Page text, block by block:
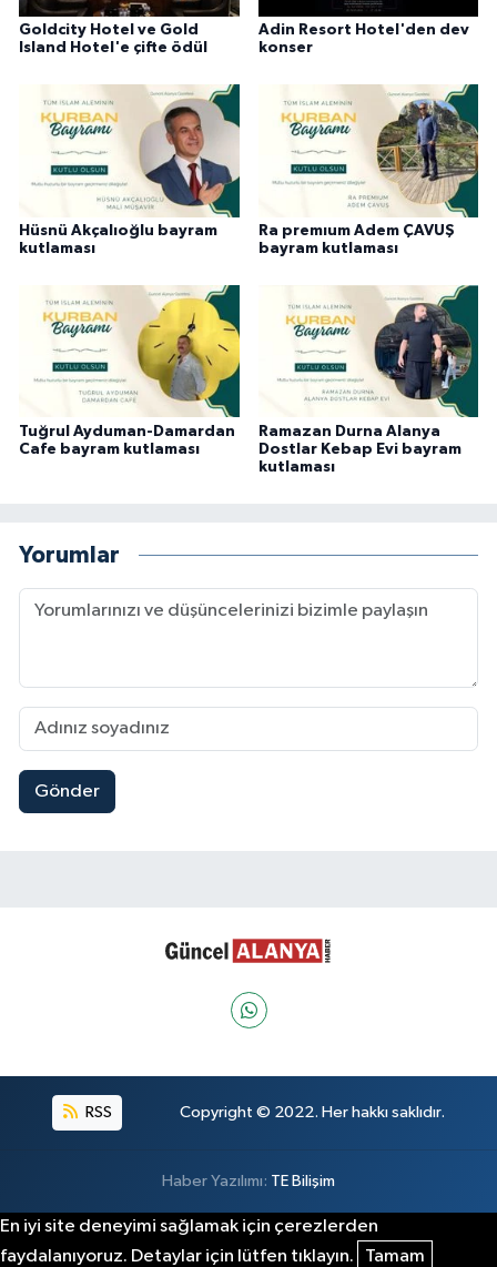
Goldcity Hotel ve Gold
Island Hotel'e çifte ödül
Adin Resort Hotel'den dev
konser
Hüsnü Akçalıoğlu bayram
kutlaması
Ra premıum Adem ÇAVUŞ
bayram kutlaması
Tuğrul Ayduman-Damardan
Cafe bayram kutlaması
Ramazan Durna Alanya
Dostlar Kebap Evi bayram
kutlaması
Yorumlar
Gönder
RSS Copyright © 2022. Her hakkı saklıdır.
Haber Yazılımı: TE Bilişim
En iyi site deneyimi sağlamak için çerezlerden
faydalanıyoruz. Detaylar için lütfen tıklayın.
Tamam